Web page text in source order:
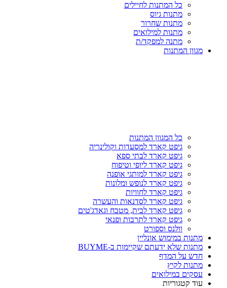
כל המתנות לחיילים
מתנות גיוס
מתנות שחרור
מתנות למילואים
מתנה למפקד/ת
מגוון המתנות
כל המגוון המתנות
גיפט קארד למסעדות וקולינריה
גיפט קארד לבתי ספא
גיפט קארד ליופי וטיפוח
גיפט קארד למותגי אופנה
גיפט קארד לנופש ומלונות
גיפט קארד לחוויות
גיפט קארד לסדנאות והעשרה
גיפט קארד לבית, מטבח וגאדג'טים
גיפט קארד לתרבות ופנאי
וולנס וספורט
מתנות במימוש אונליין
מתנות שלא ידעתם שקיימות ב-BUYME
חדש על המדף
מתנות לקיץ
עסקים במילואים
עוד קטגוריות